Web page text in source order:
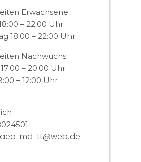
Erwachsene:
– 22:00 Uhr
18:00 – 22:00 Uhr
Nachwuchs:
– 20:00 Uhr
– 12:00 Uhr
md-tt@web.de